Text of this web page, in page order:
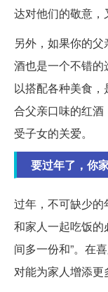
达对他们的敬意，
另外，如果你的
酒也是一个不错
以搭配各种美食
合父亲口味的红
受子女的关爱。
要过年了，你
过年，不可缺少
和家人一起吃饭的
间多一份和”。在
对能为家人增添更